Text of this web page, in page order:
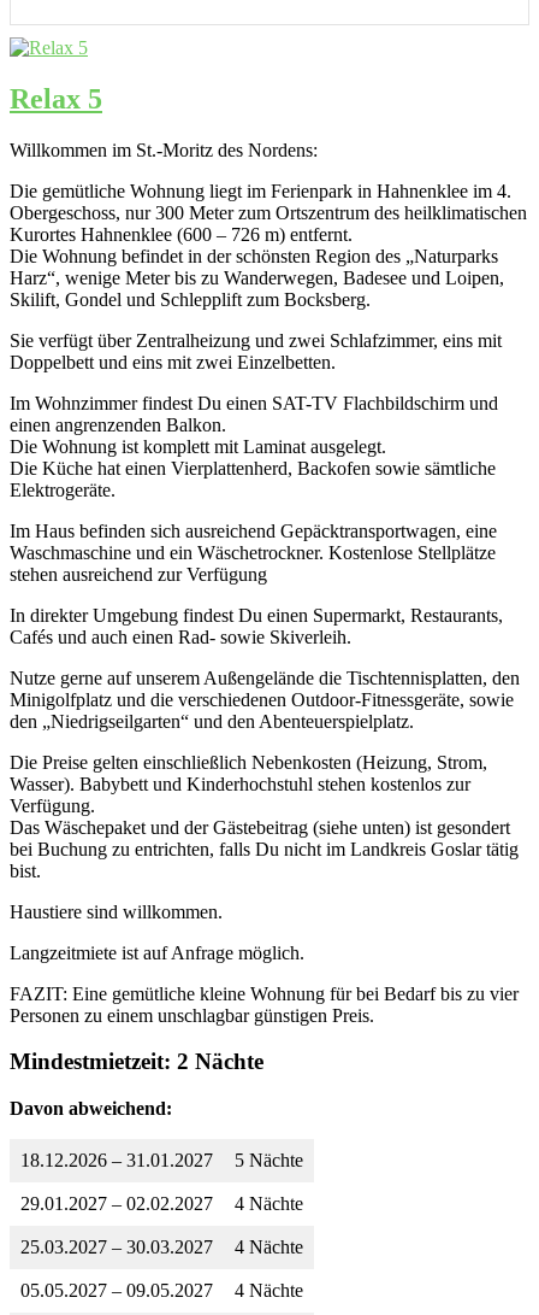
Relax 5
Willkommen im St.-Moritz des Nordens:
Die gemütliche Wohnung liegt im Ferienpark in Hahnenklee im 4.
Obergeschoss, nur 300 Meter zum Ortszentrum des heilklimatischen
Kurortes Hahnenklee (600 – 726 m) entfernt.
Die Wohnung befindet in der schönsten Region des „Naturparks
Harz“, wenige Meter bis zu Wanderwegen, Badesee und Loipen,
Skilift, Gondel und Schlepplift zum Bocksberg.
Sie verfügt über Zentralheizung und zwei Schlafzimmer, eins mit
Doppelbett und eins mit zwei Einzelbetten.
Im Wohnzimmer findest Du einen SAT-TV Flachbildschirm und
einen angrenzenden Balkon.
Die Wohnung ist komplett mit Laminat ausgelegt.
Die Küche hat einen Vierplattenherd, Backofen sowie sämtliche
Elektrogeräte.
Im Haus befinden sich ausreichend Gepäcktransportwagen, eine
Waschmaschine und ein Wäschetrockner. Kostenlose Stellplätze
stehen ausreichend zur Verfügung
In direkter Umgebung findest Du einen Supermarkt, Restaurants,
Cafés und auch einen Rad- sowie Skiverleih.
Nutze gerne auf unserem Außengelände die Tischtennisplatten, den
Minigolfplatz und die verschiedenen Outdoor-Fitnessgeräte, sowie
den „Niedrigseilgarten“ und den Abenteuerspielplatz.
Die Preise gelten einschließlich Nebenkosten (Heizung, Strom,
Wasser). Babybett und Kinderhochstuhl stehen kostenlos zur
Verfügung.
Das Wäschepaket und der Gästebeitrag (siehe unten) ist gesondert
bei Buchung zu entrichten, falls Du nicht im Landkreis Goslar tätig
bist.
Haustiere sind willkommen.
Langzeitmiete ist auf Anfrage möglich.
FAZIT: Eine gemütliche kleine Wohnung für bei Bedarf bis zu vier
Personen zu einem unschlagbar günstigen Preis.
Mindestmietzeit: 2 Nächte
Davon abweichend:
18.12.2026 – 31.01.2027 5 Nächte
29.01.2027 – 02.02.2027 4 Nächte
25.03.2027 – 30.03.2027 4 Nächte
05.05.2027 – 09.05.2027 4 Nächte